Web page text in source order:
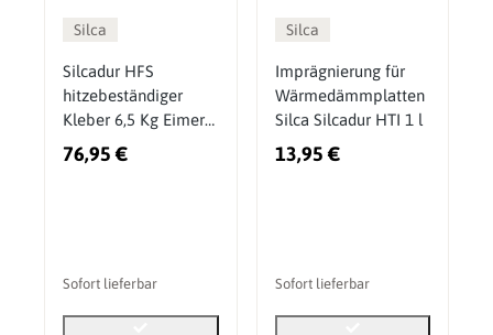
Silca
Silcadur HFS
hitzebeständiger
Kleber 6,5 Kg Eimer
Wärmedämmplatte
76,95 €
Sofort lieferbar
Silca
Imprägnierung für
Wärmedämmplatten
Silca Silcadur HTI 1 l
13,95 €
Sofort lieferbar